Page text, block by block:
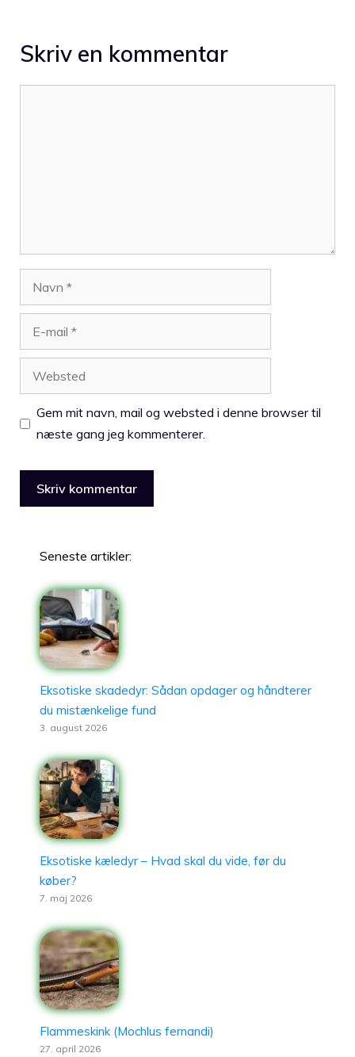
Skriv en kommentar
Gem mit navn, mail og websted i denne browser til
næste gang jeg kommenterer.
Seneste artikler:
Eksotiske skadedyr: Sådan opdager og håndterer
du mistænkelige fund
3. august 2026
Eksotiske kæledyr – Hvad skal du vide, før du
køber?
7. maj 2026
Flammeskink (Mochlus fernandi)
27. april 2026